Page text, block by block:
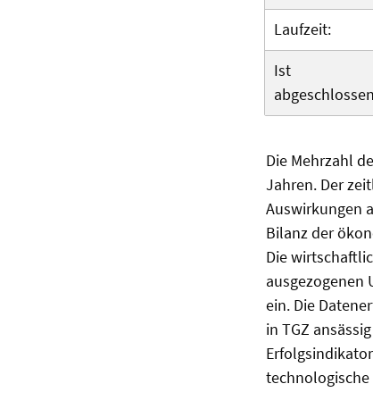
Laufzeit:
Ist
Die Mehrzahl
Jahren. Der
Auswirkungen
Bilanz der
Die
ausgezogenen
ein. Die
in TGZ